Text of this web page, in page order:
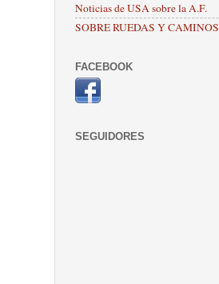
Noticias de USA sobre la A.F.
SOBRE RUEDAS Y CAMINOS
FACEBOOK
SEGUIDORES